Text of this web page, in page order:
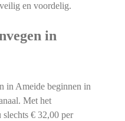
en voordelig.
in
in Ameide beginnen in
Met het
slechts € 32,00 per